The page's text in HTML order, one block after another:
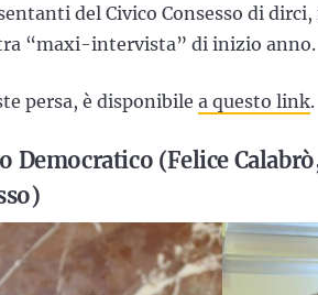
del Civico Consesso di
“maxi-intervista” di inizio anno.
persa, è disponibile a questo link.
(Felice